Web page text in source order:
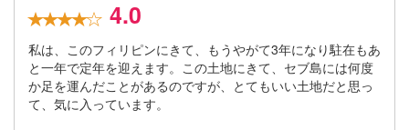
4.0
私は、このフィリピンにきて、もうやがて3年になり駐在もあ
と一年で定年を迎えます。この土地にきて、セブ島には何度
か足を運んだことがあるのですが、とてもいい土地だと思っ
て、気に入っています。